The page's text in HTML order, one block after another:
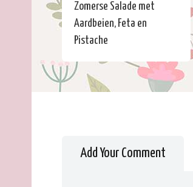
Zomerse Salade met
Aardbeien, Feta en
Pistache
Add Your Comment